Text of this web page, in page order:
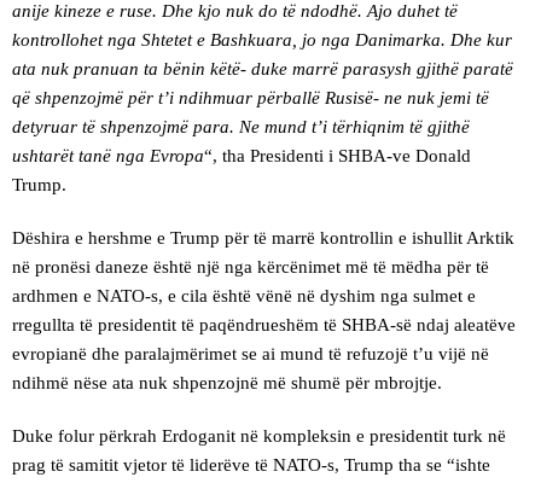
anije kineze e ruse. Dhe kjo nuk do të ndodhë. Ajo duhet të
kontrollohet nga Shtetet e Bashkuara, jo nga Danimarka. Dhe kur
ata nuk pranuan ta bënin këtë- duke marrë parasysh gjithë paratë
që shpenzojmë për t’i ndihmuar përballë Rusisë- ne nuk jemi të
detyruar të shpenzojmë para. Ne mund t’i tërhiqnim të gjithë
ushtarët tanë nga Evropa“, tha Presidenti i SHBA-ve Donald
Trump.
Dëshira e hershme e Trump për të marrë kontrollin e ishullit Arktik
në pronësi daneze është një nga kërcënimet më të mëdha për të
ardhmen e NATO-s, e cila është vënë në dyshim nga sulmet e
rregullta të presidentit të paqëndrueshëm të SHBA-së ndaj aleatëve
evropianë dhe paralajmërimet se ai mund të refuzojë t’u vijë në
ndihmë nëse ata nuk shpenzojnë më shumë për mbrojtje.
Duke folur përkrah Erdoganit në kompleksin e presidentit turk në
prag të samitit vjetor të liderëve të NATO-s, Trump tha se “ishte